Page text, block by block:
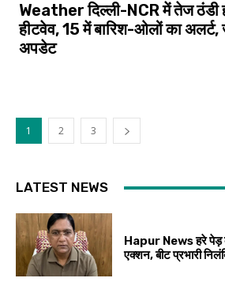
Weather दिल्ली-NCR में तेज ठंडी
हीटवेव, 15 में बारिश-ओलों का अलर्ट,
अपडेट
1 2 3
LATEST NEWS
Hapur News हरे पेड़
एक्शन, बीट प्रभारी